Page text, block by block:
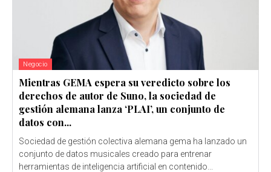
Negocio
Mientras GEMA espera su veredicto sobre los
derechos de autor de Suno, la sociedad de
gestión alemana lanza ‘PLAI’, un conjunto de
datos con...
Sociedad de gestión colectiva alemana gema ha lanzado un
conjunto de datos musicales creado para entrenar
herramientas de inteligencia artificial en contenido...